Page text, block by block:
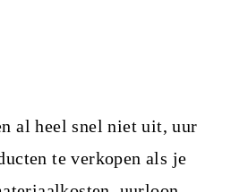
al heel snel niet uit, uur
te verkopen als je